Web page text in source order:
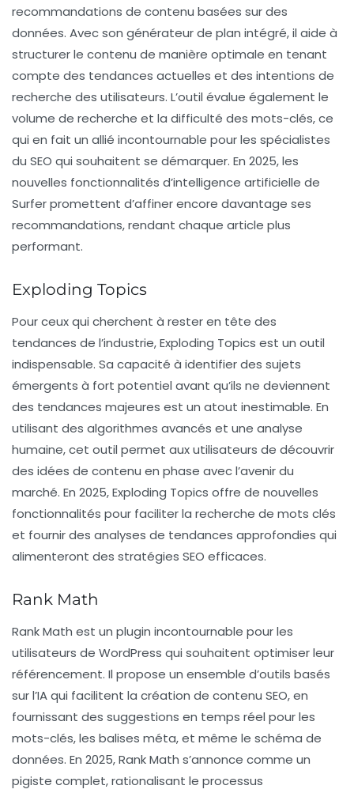
recommandations de contenu basées sur des
données. Avec son générateur de plan intégré, il aide à
structurer le contenu de manière optimale en tenant
compte des tendances actuelles et des intentions de
recherche des utilisateurs. L’outil évalue également le
volume de recherche et la difficulté des mots-clés, ce
qui en fait un allié incontournable pour les spécialistes
du SEO qui souhaitent se démarquer. En 2025, les
nouvelles fonctionnalités d’intelligence artificielle de
Surfer promettent d’affiner encore davantage ses
recommandations, rendant chaque article plus
performant.
Exploding Topics
Pour ceux qui cherchent à rester en tête des
tendances de l’industrie,Exploding Topics est un outil
indispensable. Sa capacité à identifier des sujets
émergents à fort potentiel avant qu’ils ne deviennent
des tendances majeures est un atout inestimable. En
utilisant des algorithmes avancés et une analyse
humaine, cet outil permet aux utilisateurs de découvrir
des idées de contenu en phase avec l’avenir du
marché. En 2025, Exploding Topics offre de nouvelles
fonctionnalités pour faciliter la recherche de mots clés
et fournir des analyses de tendances approfondies qui
alimenteront des stratégies SEO efficaces.
Rank Math
Rank Math est un plugin incontournable pour les
utilisateurs de WordPress qui souhaitent optimiser leur
référencement. Il propose un ensemble d’outils basés
sur l’IA qui facilitent la création de contenu SEO, en
fournissant des suggestions en temps réel pour les
mots-clés, les balises méta, et même le schéma de
données. En 2025, Rank Math s’annonce comme un
pigiste complet, rationalisant le processus